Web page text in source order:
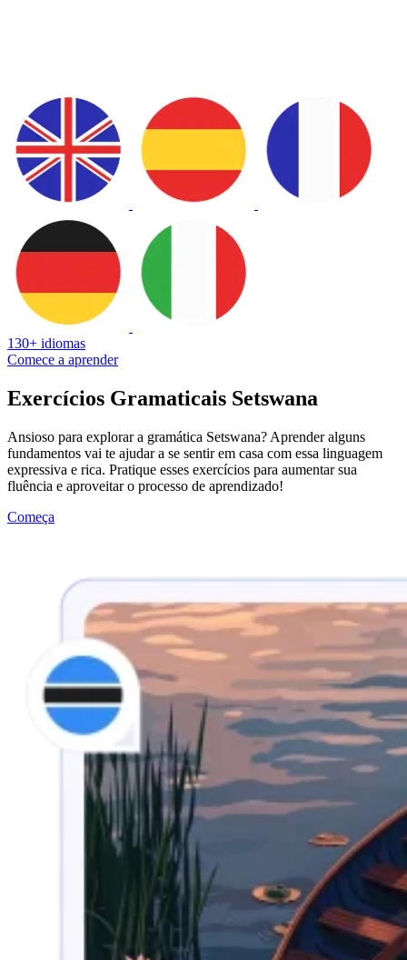
130+ idiomas
Comece a aprender
Exercícios Gramaticais Setswana
Ansioso para explorar a gramática Setswana? Aprender alguns
fundamentos vai te ajudar a se sentir em casa com essa linguagem
expressiva e rica. Pratique esses exercícios para aumentar sua
fluência e aproveitar o processo de aprendizado!
Começa